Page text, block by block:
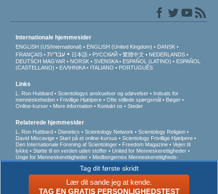
Tag dit første skridt
Lær dit sande jeg at kende.
TAG EN GRATIS PERSONLIGHEDSTEST
Internationale hjemmesider
ENGLISH (US/International) ENGLISH (United Kingdom)
DANSK
FRANÇAIS
עברית 日本語 РУССКИЙ 繁體中文
NEDERLANDS
DEUTSCH MAGYAR NORSK SVENSKA ESPAÑOL (LATINO)
ESPAÑOL
(CASTELLANO)
ΕΛΛΗΝΙΚA ITALIANO PORTUGUÊS
Links
L. Ron Hubbard Scientologys anskuelser og udøvelser
Indsats for
menneskeheden
Frivillige Hjælpere Ofte stillede spørgsmål
Bøger
Online-kurser
Mere information Kontakt os Steder
Relaterede hjemmesider
L. Ron Hubbard Dianetics Scientology Network
Scientology Religion
David Miscavige
Start på et online-kursus
Scientology Frivillige Hjælpere
Den Internationale Forening af Scientologer
Freedom Magazine
Vejen til
lykke Støtte til en verden uden stoffer
United for Menneskerettigheder
Unge for Menneskerettigheder
Medborgernes Menneskerettigheds­
kommission
© 2026 Church of Scientology International. Alle rettigheder forbeholdt.
vedrørende beskyttelse af personoplysninger• Cookie Policy •Vilkår for brug